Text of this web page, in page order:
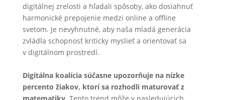
digitálnej zrelosti a hľadali spôsoby, ako dosiahnuť
harmonické prepojenie medzi online a offline
svetom. Je nevyhnutné, aby naša mladá generácia
zvládla schopnosť kriticky myslieť a orientovať sa
v digitálnom prostredí.
Digitálna koalícia súčasne upozorňuje na nízke
percento žiakov, ktorí sa rozhodli maturovať z